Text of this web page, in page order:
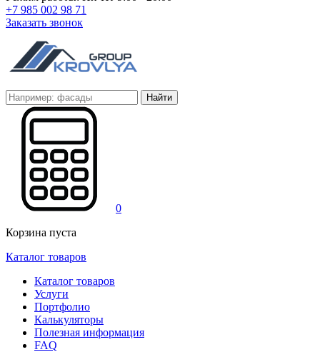
+7 985 002 98 71
Заказать звонок
Найти
0
Корзина пуста
Каталог товаров
Каталог товаров
Услуги
Портфолио
Калькуляторы
Полезная информация
FAQ